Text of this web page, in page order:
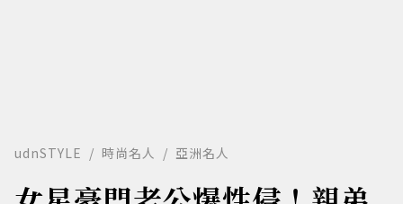
udnSTYLE 時尚名人 亞洲名人